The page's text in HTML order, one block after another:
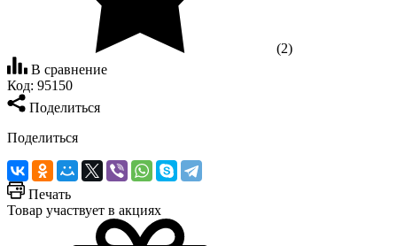
(2)
В сравнение
Код: 95150
Поделиться
Поделиться
Печать
Товар участвует в акциях